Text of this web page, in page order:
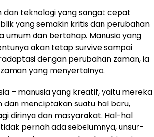
dan teknologi yang sangat cepat
yang semakin kritis dan perubahan
umum dan bertahap. Manusia yang
akan tetap survive sampai
dengan perubahan zaman, ia
yang menyertainya.
– manusia yang kreatif, yaitu mereka
menciptakan suatu hal baru,
dirinya dan masyarakat. Hal-hal
pernah ada sebelumnya, unsur-